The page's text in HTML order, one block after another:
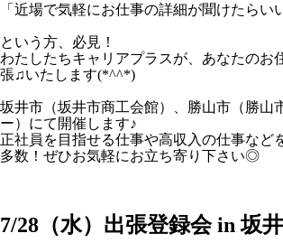
「近場で気軽にお仕事の詳細が聞けたらい
という方、必見！
わたしたちキャリアプラスが、あなたのお
張♫いたします(*^^*)
坂井市（坂井市商工会館）、勝山市（勝山
ー）にて開催します♪
正社員を目指せる仕事や高収入の仕事など
多数！ぜひお気軽にお立ち寄り下さい◎
7/28（水）出張登録会 in 坂